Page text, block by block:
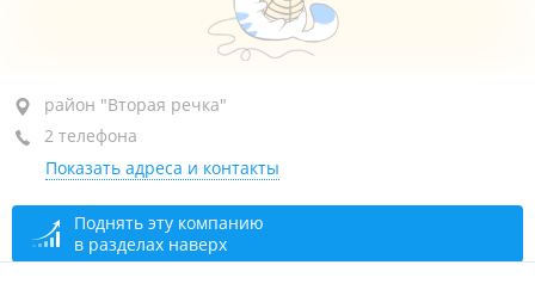
район "Вторая речка", ул. Кубанская, 14
+7 924 123-72-72
+7 (423) 277-99-76выездная служба
сегодня закрыто
район "Вторая речка"
2 телефона
Показать адреса и контакты
Поднять эту компанию
в разделах наверх